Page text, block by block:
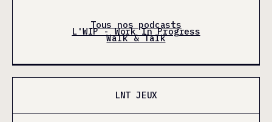
Tous nos podcasts
L'WIP - Work In Progress
Walk & Talk
LNT JEUX